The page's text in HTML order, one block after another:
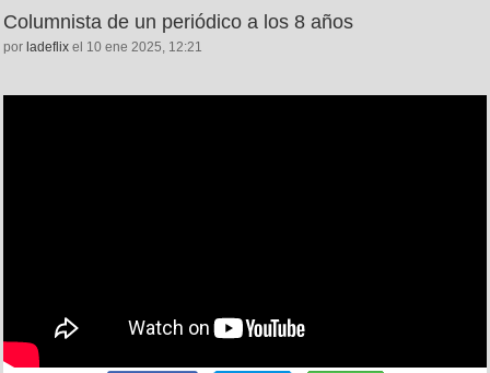
Columnista de un periódico a los 8 años
por ladeflix el 10 ene 2025, 12:21